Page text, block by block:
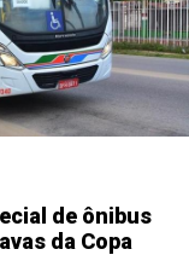
de ônibus
da Copa